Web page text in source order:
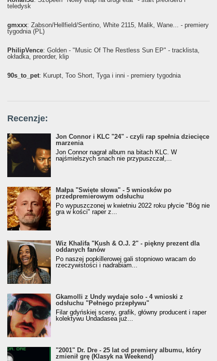
teledysk
gmxxx: Żabson/Hellfield/Sentino, White 2115, Malik, Wane... - premiery
tygodnia (PL)
PhilipVence: Golden - "Music Of The Restless Sun EP" - tracklista,
okładka, preorder, klip
90s_to_pet: Kurupt, Too Short, Tyga i inni - premiery tygodnia
Recenzje:
Jon Connor i KLC "24" - czyli rap spełnia dziecięce
marzenia
Jon Connor nagrał album na bitach KLC. W
najśmielszych snach nie przypuszczał,...
Małpa "Święte słowa" - 5 wniosków po
przedpremierowym odsłuchu
Po wypuszczonej w kwietniu 2022 roku płycie "Bóg nie
gra w kości" raper z...
Wiz Khalifa "Kush & O.J. 2" - piękny prezent dla
oddanych fanów
Po naszej popkillerowej gali stopniowo wracam do
rzeczywistości i nadrabiam...
Gkamolli z Undy wydaje solo - 4 wnioski z
odsłuchu "Pełnego przepływu"
Filar gdyńskiej sceny, grafik, główny producent i raper
kolektywu Undadasea już...
"2001" Dr. Dre - 25 lat od premiery albumu, który
zmienił grę (Klasyk na Weekend)